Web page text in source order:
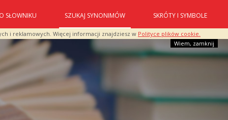
i reklamowych. Więcej informacji znajdziesz w Polityce plików cookie.
Wiem, zamknij
O SŁOWNIKU SZUKAJ SYNONIMÓW SKRÓTY I SYMBOLE